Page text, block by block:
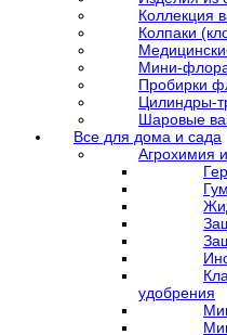
Коллекция
Колпаки
Мини-
Пробирки
Цилиндры-
Шаровые
Все для дома и сада
Агрохимия
удобрения